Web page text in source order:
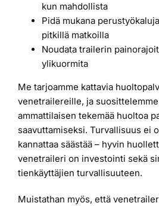
kun mahdollista
Pidä mukana
pitkillä matkoilla
Noudata trailerin
ylikuormita
Me tarjoamme kattavia
venetrailereille, ja
ammattilaisen tekemää huoltoa
saavuttamiseksi. Turvallisuus ei
kannattaa säästää – hyvin
venetraileri on investointi sekä
tienkäyttäjien turvallisuuteen.
Muistathan myös, että